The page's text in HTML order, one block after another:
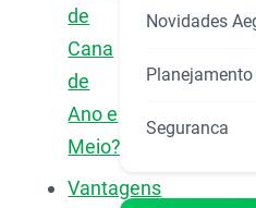
de
Cana
de
Ano e
Meio?
Vantagens
Novidades
Seguranca